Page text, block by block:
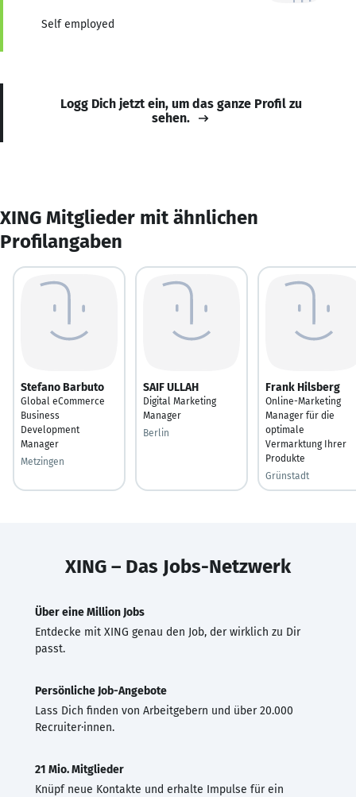
Self employed
Logg Dich jetzt ein, um das ganze Profil zu
sehen.
XING Mitglieder mit ähnlichen
Profilangaben
Stefano Barbuto
Global eCommerce
Business
Development
Manager
Metzingen
SAIF ULLAH
Digital Marketing
Manager
Berlin
Frank Hilsberg
Online-Marketing
Manager für die
optimale
Vermarktung Ihrer
Produkte
Grünstadt
XING – Das Jobs-Netzwerk
Über eine Million Jobs
Entdecke mit XING genau den Job, der wirklich zu Dir
passt.
Persönliche Job-Angebote
Lass Dich finden von Arbeitgebern und über 20.000
Recruiter·innen.
21 Mio. Mitglieder
Knüpf neue Kontakte und erhalte Impulse für ein